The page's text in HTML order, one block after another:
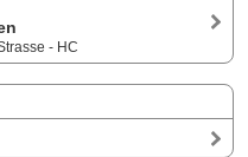
- HC